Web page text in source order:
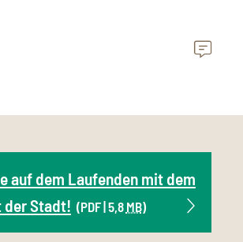
auf dem Laufenden mit dem
Stadt! (PDF | 5,8 MB)